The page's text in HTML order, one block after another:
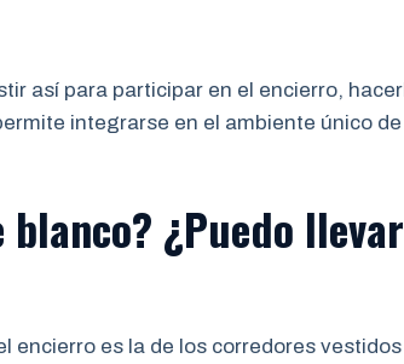
así para participar en el encierro,
integrarse en el ambiente único
¿Puedo llevar
encierro es la de los corredores vestidos